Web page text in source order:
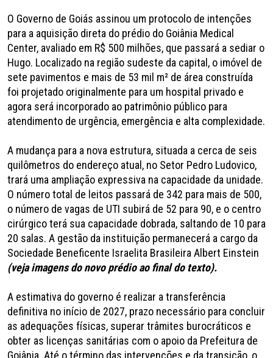
O Governo de Goiás assinou um protocolo de intenções
para a aquisição direta do prédio do Goiânia Medical
Center, avaliado em R$ 500 milhões, que passará a sediar o
Hugo. Localizado na região sudeste da capital, o imóvel de
sete pavimentos e mais de 53 mil m² de área construída
foi projetado originalmente para um hospital privado e
agora será incorporado ao patrimônio público para
atendimento de urgência, emergência e alta complexidade.
A mudança para a nova estrutura, situada a cerca de seis
quilômetros do endereço atual, no Setor Pedro Ludovico,
trará uma ampliação expressiva na capacidade da unidade.
O número total de leitos passará de 342 para mais de 500,
o número de vagas de UTI subirá de 52 para 90, e o centro
cirúrgico terá sua capacidade dobrada, saltando de 10 para
20 salas. A gestão da instituição permanecerá a cargo da
Sociedade Beneficente Israelita Brasileira Albert Einstein
(veja imagens do novo prédio ao final do texto).
A estimativa do governo é realizar a transferência
definitiva no início de 2027, prazo necessário para concluir
as adequações físicas, superar trâmites burocráticos e
obter as licenças sanitárias com o apoio da Prefeitura de
Goiânia. Até o término das intervenções e da transição, o